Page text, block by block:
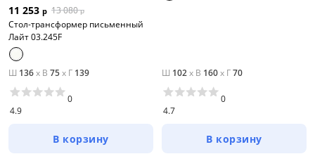
11 253 р 13 080 р
Стол-трансформер письменный
Лайт 03.245F
Ш 136x В 75x Г 139
4.9
0
В корзину
Ш 102x В 160x Г70
4.7
0
В корзину